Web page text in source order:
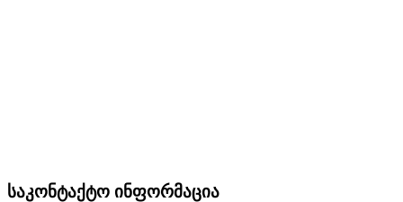
საკონტაქტო ინფორმაცია